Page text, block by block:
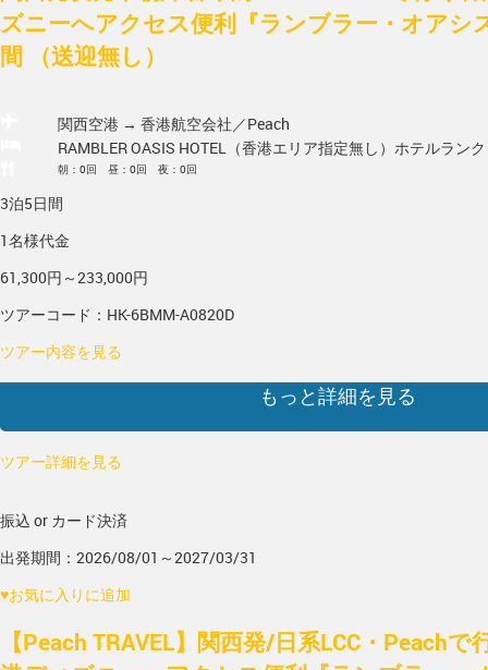
ズニーへアクセス便利『ランブラー・オアシ
間 （送迎無し）
関西空港 → 香港航空会社／Peach
RAMBLER OASIS HOTEL（香港エリア指定無し） ホテルラン
朝：0回 昼：0回 夜：0回
3泊5日間
1名様代金
61,300円～233,000円
ツアーコード：HK-6BMM-A0820D
ツアー内容を見る
もっと詳細を見る
ツアー詳細を見る
振込 or カード決済
出発期間：2026/08/01～2027/03/31
♥お気に入りに追加
【Peach TRAVEL】関西発/日系LCC・Peach